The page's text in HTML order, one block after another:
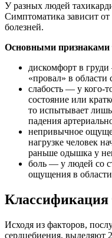
У разных людей
Симптоматика зависит
болезней.
Основными признаками
дискомфорт в
«провал» в области
слабость — у кого-
состояние или
то испытывает
падения
непривычное
нагрузке человек
раньше одышка у
боль — у людей со
ощущения в
Классификация
Исходя из факторов,
сердцебиения, выделяют